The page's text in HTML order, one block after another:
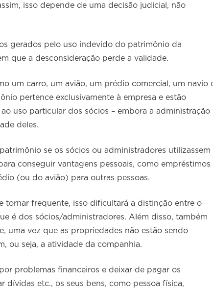
isso depende de uma decisão judicial, não
gerados pelo uso indevido do patrimônio da
que a desconsideração perde a validade.
um carro, um avião, um prédio comercial, um navio
pertence exclusivamente à empresa e estão
uso particular dos sócios – embora a administração
deles.
se os sócios ou administradores utilizassem
conseguir vantagens pessoais, como empréstimos
(ou do avião) para outras pessoas.
tornar frequente, isso dificultará a distinção entre o
é dos sócios/administradores. Além disso, também
uma vez que as propriedades não estão sendo
ou seja, a atividade da companhia.
problemas financeiros e deixar de pagar os
dívidas etc., os seus bens, como pessoa física,